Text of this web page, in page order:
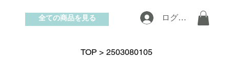
お問い合わせ
ログイン
全ての商品を見る
TOP > 2503080105